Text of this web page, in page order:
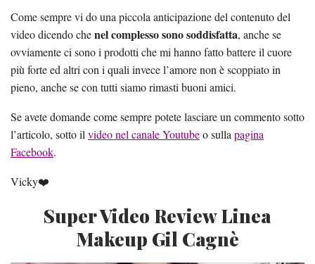
Come sempre vi do una piccola anticipazione del contenuto del
video dicendo chenel complesso sono soddisfatta, anche se
ovviamente ci sono i prodotti che mi hanno fatto battere il cuore
più forte ed altri con i quali invece l’amore non è scoppiato in
pieno, anche se con tutti siamo rimasti buoni amici.
Se avete domande come sempre potete lasciare un commento sotto
l’articolo, sotto il video nel canale Youtubeo sulla pagina
Facebook.
Vicky❤️
Super Video Review Linea
Makeup Gil Cagnè